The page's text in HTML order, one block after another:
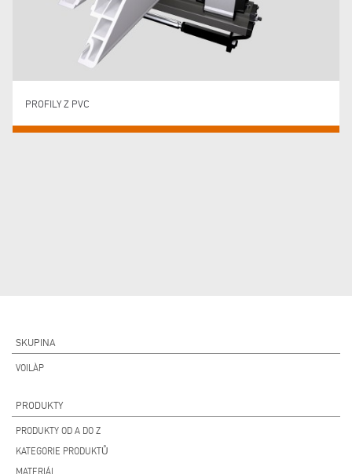
PROFILY Z PVC
SKUPINA
VOILÀP
PRODUKTY
PRODUKTY OD A DO Z
KATEGORIE PRODUKTŮ
MATERIÁL